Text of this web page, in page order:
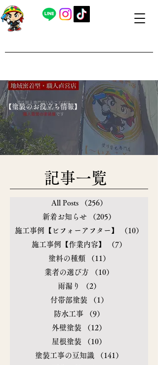
​【塗装のお役立ち情報】
​記事一覧
All Posts （256）
新着お知らせ
（205）
施工事例【ビフォーアフター】
（10）
施工事例【作業内容】
（7）
塗料の種類
（11）
業者の選び方
（10）
雨漏り
（2）
付帯部塗装
（1）
防水工事
（9）
外壁塗装
（12）
屋根塗装
（10）
塗装工事の豆知識
（141）